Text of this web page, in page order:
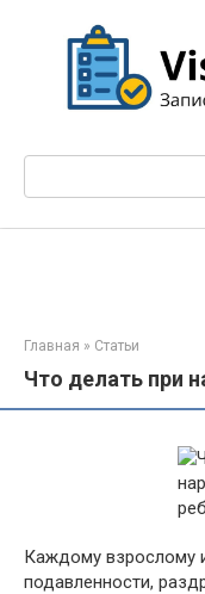
Поиск:
Главная » Статьи
Что делать при
Каждому взрослому
подавленности,